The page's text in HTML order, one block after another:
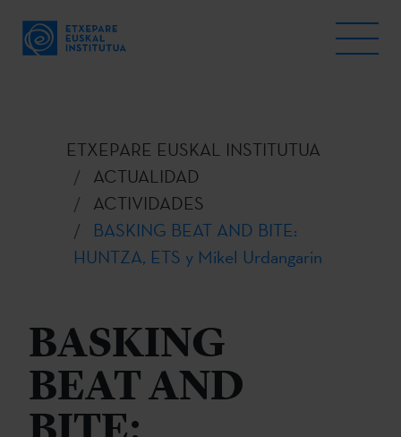
ETXEPARE EUSKAL INSTITUTUA
ACTUALIDAD
ACTIVIDADES
BASKING BEAT AND BITE:
HUNTZA, ETS y Mikel Urdangarin
BASKING
BEAT AND